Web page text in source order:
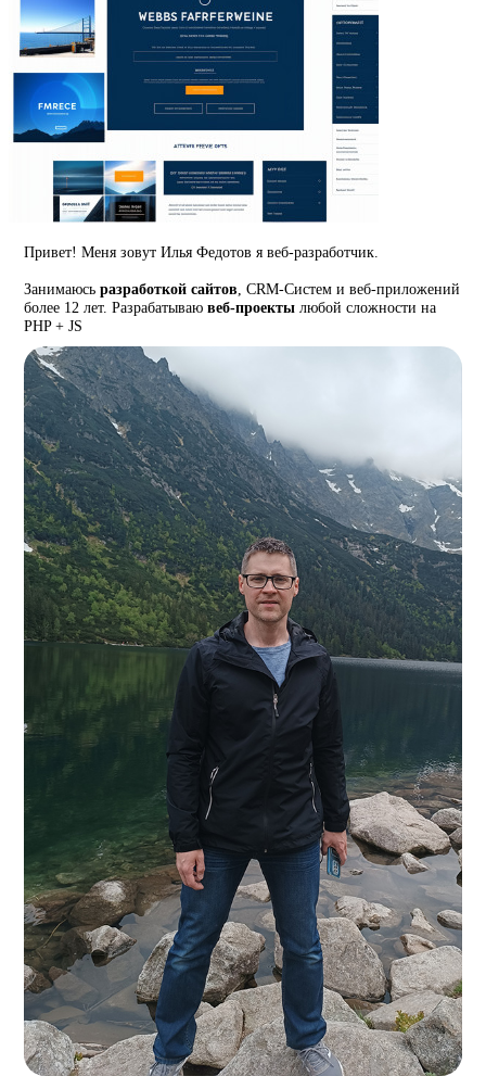
Привет! Меня зовут Илья Федотов я веб-разработчик.
Занимаюсьразработкой сайтов , CRM-Систем и веб-приложений
более 12 лет. Разрабатываювеб-проекты любой сложности на
PHP + JS